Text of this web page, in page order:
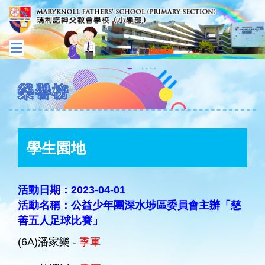
榮譽榜
學生園地
活動日期：2023-04-01
活動名稱：公益少年團深水埗區委員會主辦「慈
善五人足球比賽」
(6A)潘家樂 - 季軍